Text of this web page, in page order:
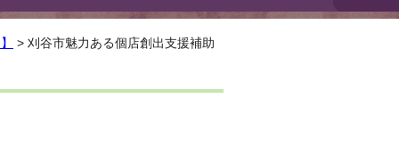
> 刈谷市魅力ある個店創出支援補助